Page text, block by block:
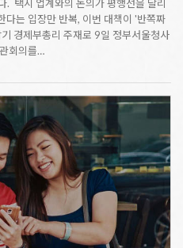
. 택시 업계와의 논의가 평행선을 달리
다는 입장만 반복, 이번 대책이 '반쪽짜
경제부총리 주재로 9일 정부서울청사
회의를…